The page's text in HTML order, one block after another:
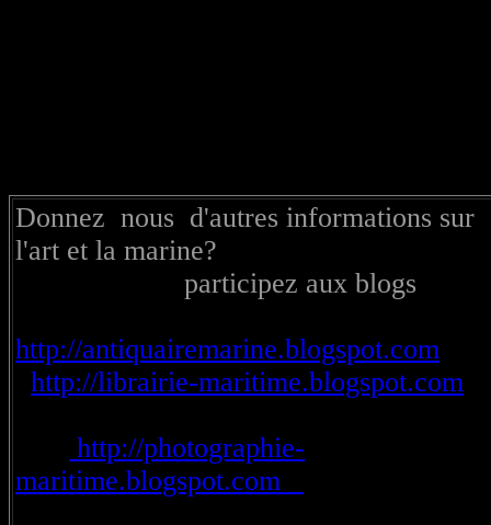
Donnez nous d'autres informations sur
l'art et la marine?
participez aux
http://antiquairemarine.blogspot.com
http://librairie-maritime.blogspot.com
http://photographie-
maritime.blogspot.com